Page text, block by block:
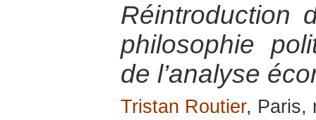
Réintroduction
philosophie
de l’analyse
Tristan Routier, Paris,